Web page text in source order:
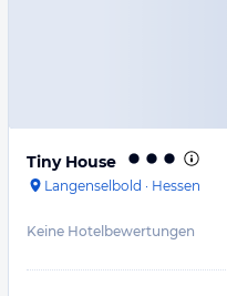
Tiny House
Langenselbold · Hessen
Keine Hotelbewertungen